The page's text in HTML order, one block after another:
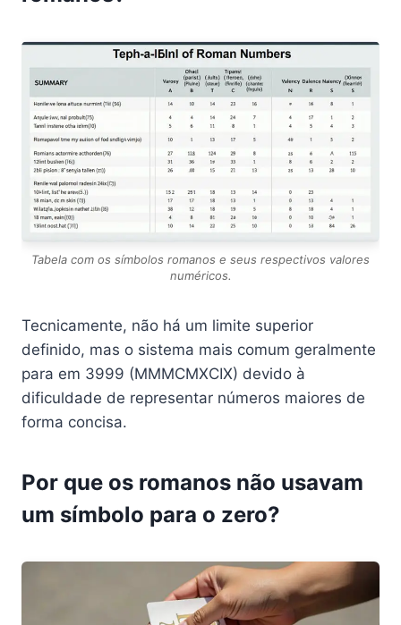
Tabela com os símbolos romanos e seus respectivos valores
numéricos.
Tecnicamente, não há um limite superior
definido, mas o sistema mais comum geralmente
para em 3999 (MMMCMXCIX) devido à
dificuldade de representar números maiores de
forma concisa.
Por que os romanos não usavam
um símbolo para o zero?